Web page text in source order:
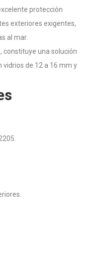
protección
exteriores exigentes,
al mar.
constituye una solución
vidrios de 12 a 16 mm y